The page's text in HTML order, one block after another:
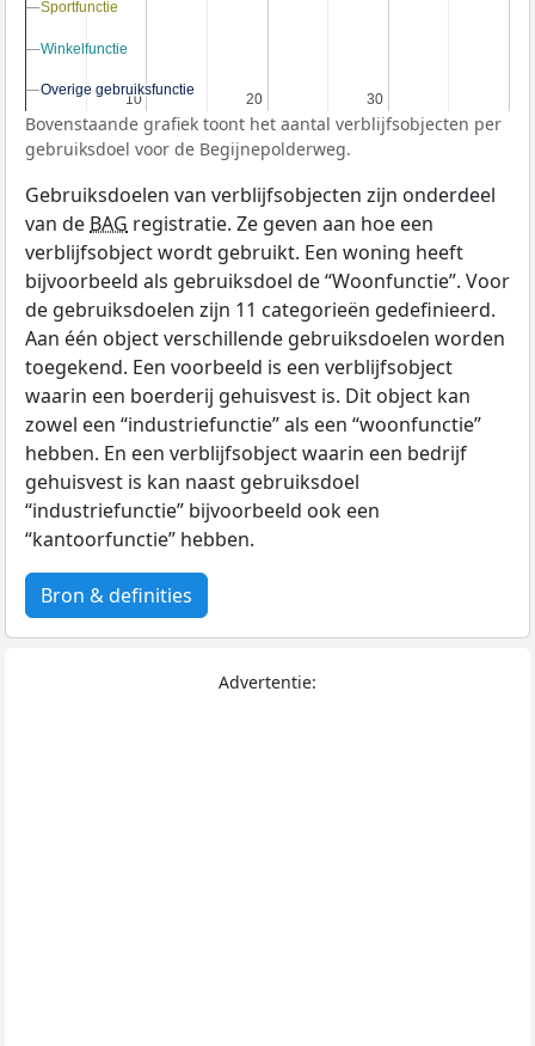
10
10 20
20 30
30
Sportfunctie
Sportfunctie
Winkelfunctie
Winkelfunctie
Overige gebruiksfunctie
Overige gebruiksfunctie
Bovenstaande grafiek toont het aantal verblijfsobjecten per
gebruiksdoel voor de Begijnepolderweg.
Gebruiksdoelen van verblijfsobjecten zijn onderdeel
van de BAG registratie. Ze geven aan hoe een
verblijfsobject wordt gebruikt. Een woning heeft
bijvoorbeeld als gebruiksdoel de “Woonfunctie”. Voor
de gebruiksdoelen zijn 11 categorieën gedefinieerd.
Aan één object verschillende gebruiksdoelen worden
toegekend. Een voorbeeld is een verblijfsobject
waarin een boerderij gehuisvest is. Dit object kan
zowel een “industriefunctie” als een “woonfunctie”
hebben. En een verblijfsobject waarin een bedrijf
gehuisvest is kan naast gebruiksdoel
“industriefunctie” bijvoorbeeld ook een
“kantoorfunctie” hebben.
Bron & definities
Advertentie: